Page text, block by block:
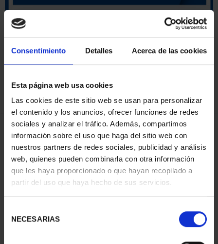
Consentimiento Detalles Acerca de las cookies
Esta página web usa cookies
Las cookies de este sitio web se usan para personalizar
el contenido y los anuncios, ofrecer funciones de redes
sociales y analizar el tráfico. Además, compartimos
información sobre el uso que haga del sitio web con
nuestros partners de redes sociales, publicidad y análisis
web, quienes pueden combinarla con otra información
que les haya proporcionado o que hayan recopilado a
partir del uso que haya hecho de sus servicios.
NECESARIAS
REFINAR
4 Productos encontrados